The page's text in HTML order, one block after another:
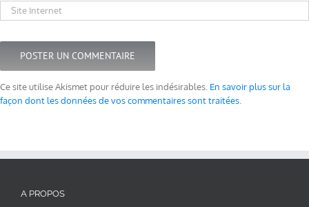
Ce site utilise Akismet pour réduire les indésirables. En savoir plus sur la
façon dont les données de vos commentaires sont traitées
A PROPOS